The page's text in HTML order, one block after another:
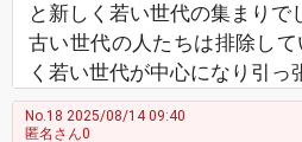
と新しく若い世代の集まりで
古い世代の人たちは排除し
く若い世代が中心になり引っ
No.18 2025/08/14 09:40
匿名さん0